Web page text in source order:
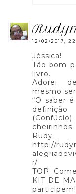
12/02/2017,
Jéssica!
Tão bom
livro.
Adorei:
mesmo
“O saber
definição
(Confúcio)
cheirinhos
Rudy
http://
r/
TOP
KIT DE
participem!